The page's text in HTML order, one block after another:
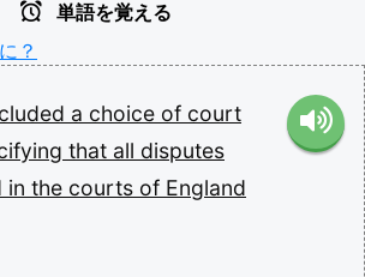
単語を覚える
？
a choice of court
that all disputes
in the courts of England